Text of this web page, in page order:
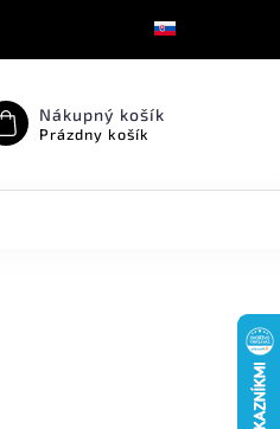
Nákupný košík
Prázdny košík